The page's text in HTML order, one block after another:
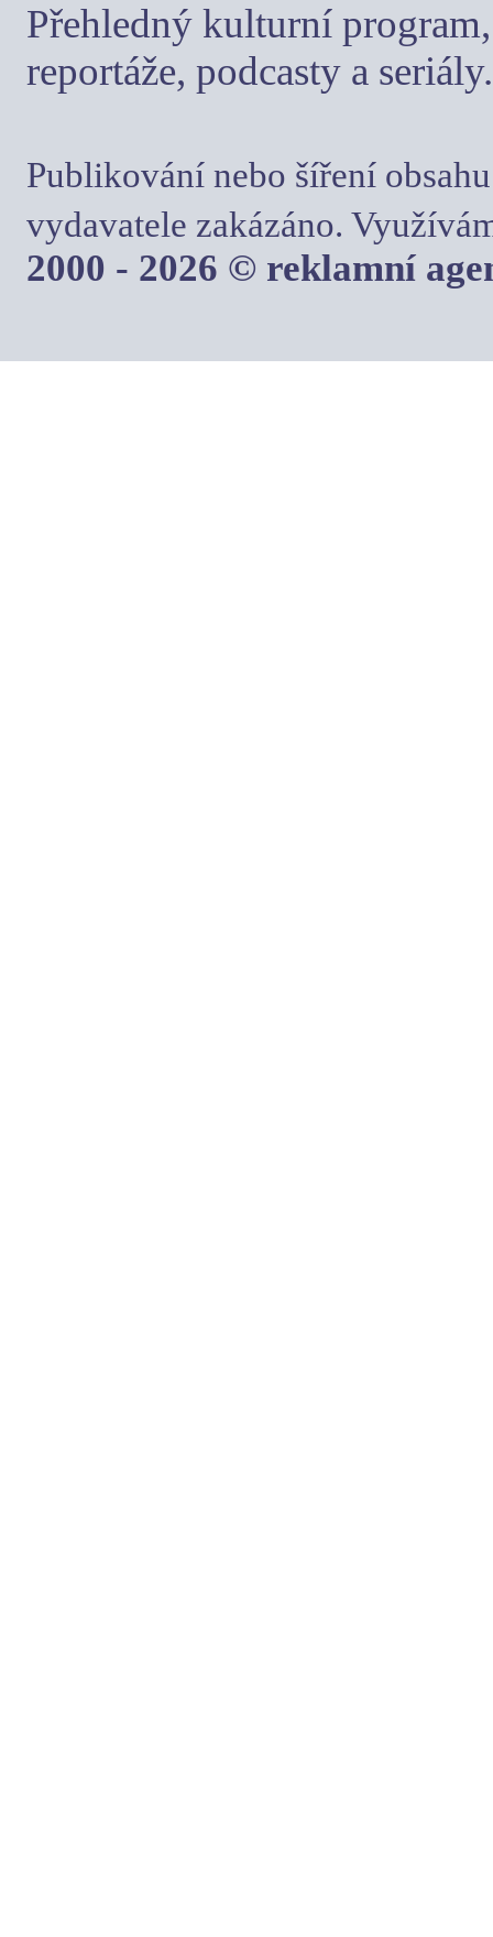
Přehledný kulturní
reportáže, podcasty a seriály.
Publikování nebo šíření
vydavatele zakázáno.
2000 - 2026 © reklamní